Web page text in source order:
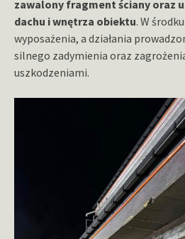
zawalony fragment ściany oraz
dachu i wnętrza obiektu. W
wyposażenia, a działania
silnego zadymienia oraz
uszkodzeniami.